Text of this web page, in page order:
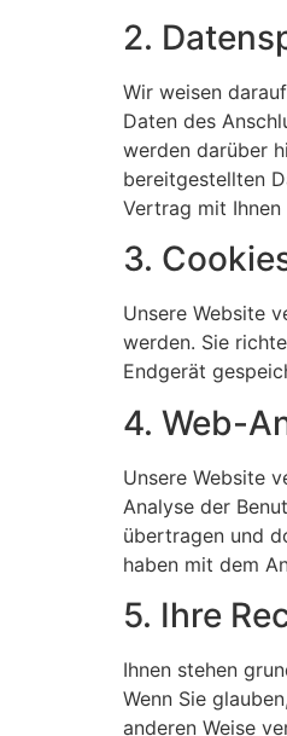
2.
Wir weisen
Daten des
werden darüber
bereitgestellten
Vertrag mit
3.
Unsere Website
werden. Sie
Endgerät
4. Web-
Unsere Website
Analyse der
übertragen und
haben mit dem
5. Ihre
Ihnen stehen
Wenn Sie
anderen Weise